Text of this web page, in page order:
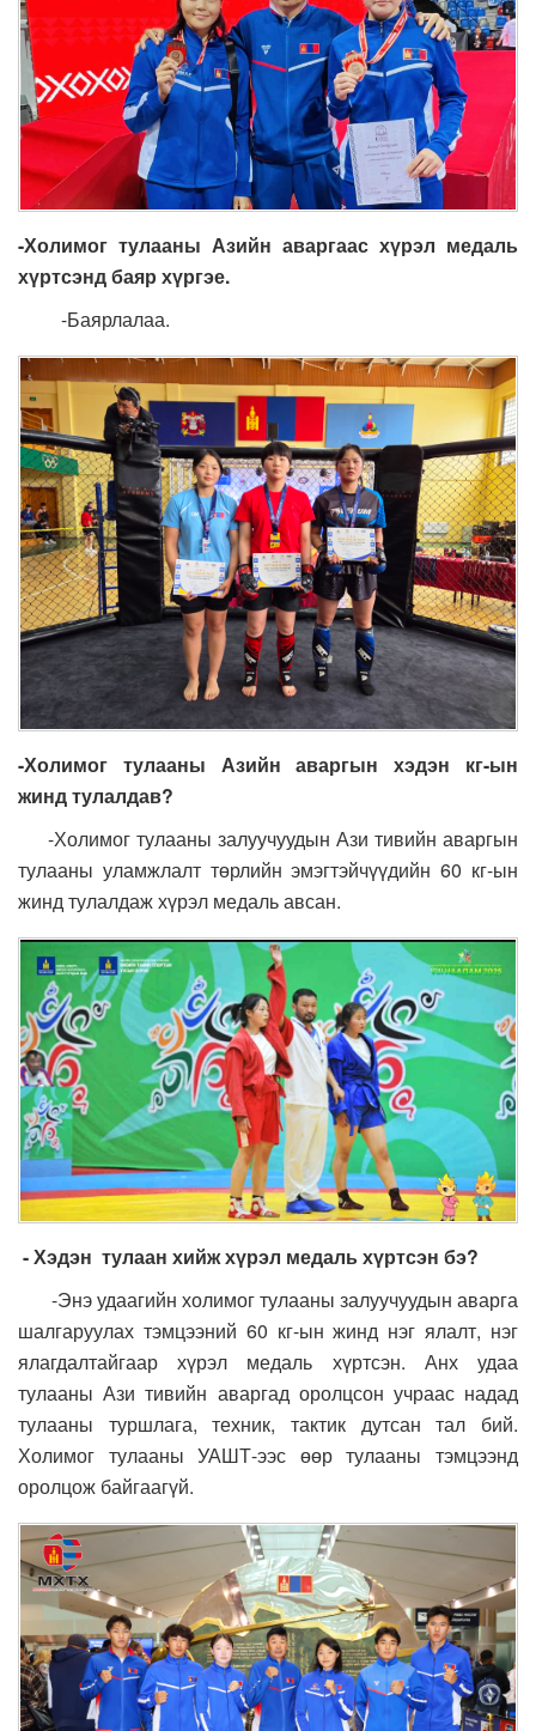
-Холимог тулааны Азийн аваргаас хүрэл медаль
хүртсэнд баяр хүргэе.
-Баярлалаа.
-Холимог тулааны Азийн аваргын
хэдэн кг-ын
жинд тулалдав?
-Холимог тулааны залуучуудын Ази тивийн аваргын
тулааны уламжлалт төрлийн эмэгтэйчүүдийн 60 кг-ын
жинд тулалдаж хүрэл медаль авсан.
- Хэдэн тулаан хийж хүрэл медаль хүртсэн бэ?
-Энэ удаагийн холимог тулааны залуучуудын аварга
шалгаруулах тэмцээний 60 кг-ын жинд нэг ялалт, нэг
ялагдалтайгаар хүрэл медаль хүртсэн. Анх удаа
тулааны Ази тивийн аваргад оролцсон учраас надад
тулааны туршлага, техник, тактик дутсан тал бий.
Холимог тулааны УАШТ-ээс өөр тулааны тэмцээнд
оролцож байгаагүй.